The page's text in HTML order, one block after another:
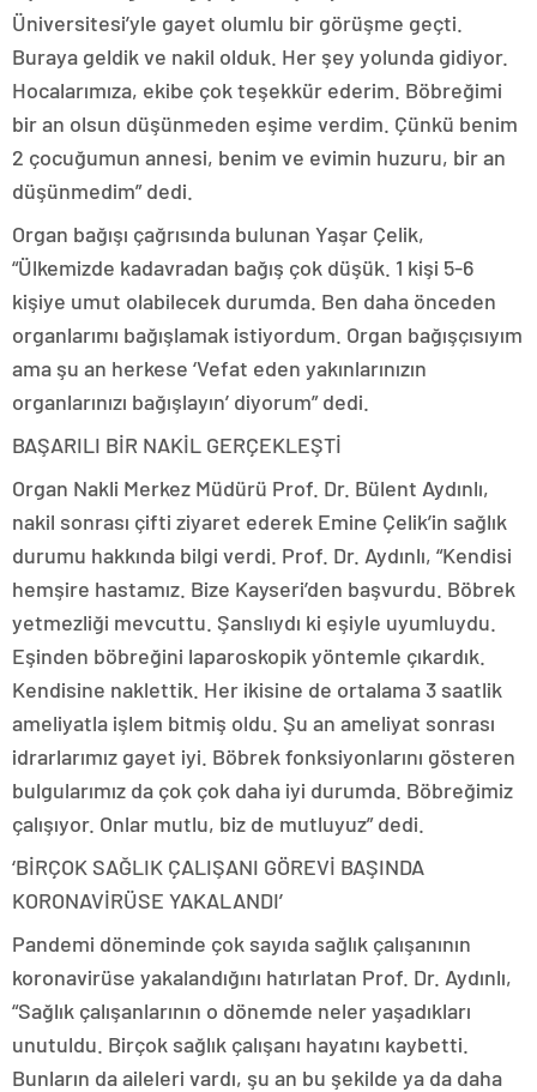
Üniversitesi’yle gayet olumlu bir görüşme geçti.
Buraya geldik ve nakil olduk. Her şey yolunda gidiyor.
Hocalarımıza, ekibe çok teşekkür ederim. Böbreğimi
bir an olsun düşünmeden eşime verdim. Çünkü benim
2 çocuğumun annesi, benim ve evimin huzuru, bir an
düşünmedim” dedi.
Organ bağışı çağrısında bulunan Yaşar Çelik,
“Ülkemizde kadavradan bağış çok düşük. 1 kişi 5-6
kişiye umut olabilecek durumda. Ben daha önceden
organlarımı bağışlamak istiyordum. Organ bağışçısıyım
ama şu an herkese ‘Vefat eden yakınlarınızın
organlarınızı bağışlayın’ diyorum” dedi.
BAŞARILI BİR NAKİL GERÇEKLEŞTİ
Organ Nakli Merkez Müdürü Prof. Dr. Bülent Aydınlı,
nakil sonrası çifti ziyaret ederek Emine Çelik’in sağlık
durumu hakkında bilgi verdi. Prof. Dr. Aydınlı, “Kendisi
hemşire hastamız. Bize Kayseri’den başvurdu. Böbrek
yetmezliği mevcuttu. Şanslıydı ki eşiyle uyumluydu.
Eşinden böbreğini laparoskopik yöntemle çıkardık.
Kendisine naklettik. Her ikisine de ortalama 3 saatlik
ameliyatla işlem bitmiş oldu. Şu an ameliyat sonrası
idrarlarımız gayet iyi. Böbrek fonksiyonlarını gösteren
bulgularımız da çok çok daha iyi durumda. Böbreğimiz
çalışıyor. Onlar mutlu, biz de mutluyuz” dedi.
‘BİRÇOK SAĞLIK ÇALIŞANI GÖREVİ BAŞINDA
KORONAVİRÜSE YAKALANDI’
Pandemi döneminde çok sayıda sağlık çalışanının
koronavirüse yakalandığını hatırlatan Prof. Dr. Aydınlı,
“Sağlık çalışanlarının o dönemde neler yaşadıkları
unutuldu. Birçok sağlık çalışanı hayatını kaybetti.
Bunların da aileleri vardı, şu an bu şekilde ya da daha